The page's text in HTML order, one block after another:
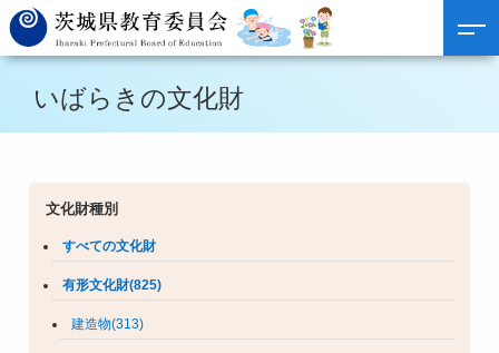
いばらきの文化財
文化財種別
すべての文化財
有形文化財(825)
建造物(313)